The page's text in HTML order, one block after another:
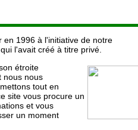
en 1996 à l'initiative de notre
l'avait créé à titre privé.
étroite
nous nous
tout en
site vous procure un
et vous
un moment